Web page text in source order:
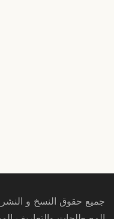
جميع حقوق النسخ و النشر